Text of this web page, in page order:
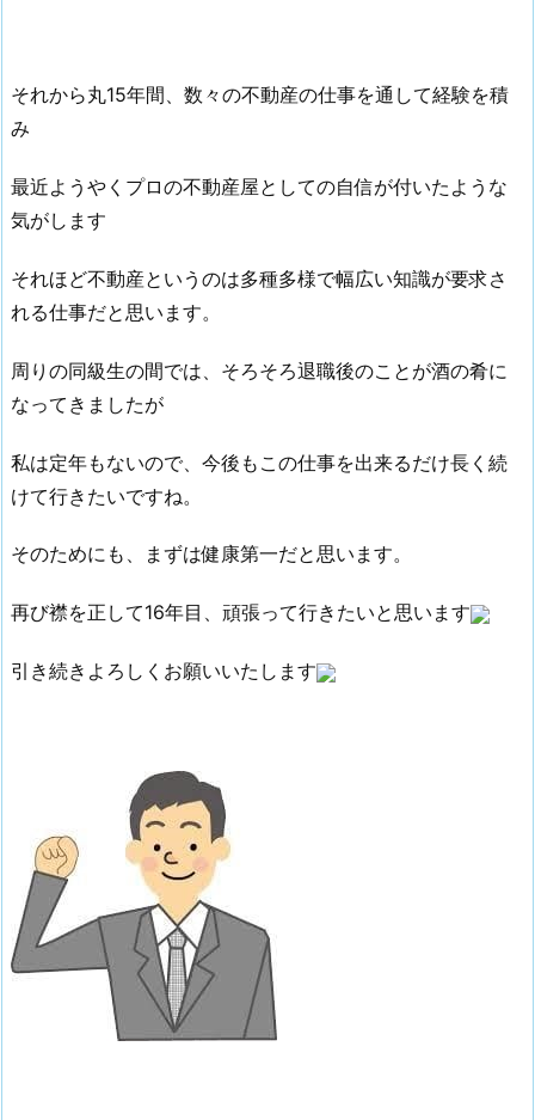
それから丸15年間、数々の不動産の仕事を通して経験を積
み
最近ようやくプロの不動産屋としての自信が付いたような
気がします
それほど不動産というのは多種多様で幅広い知識が要求さ
れる仕事だと思います。
周りの同級生の間では、そろそろ退職後のことが酒の肴に
なってきましたが
私は定年もないので、今後もこの仕事を出来るだけ長く続
けて行きたいですね。
そのためにも、まずは健康第一だと思います。
再び襟を正して16年目、頑張って行きたいと思います
引き続きよろしくお願いいたします